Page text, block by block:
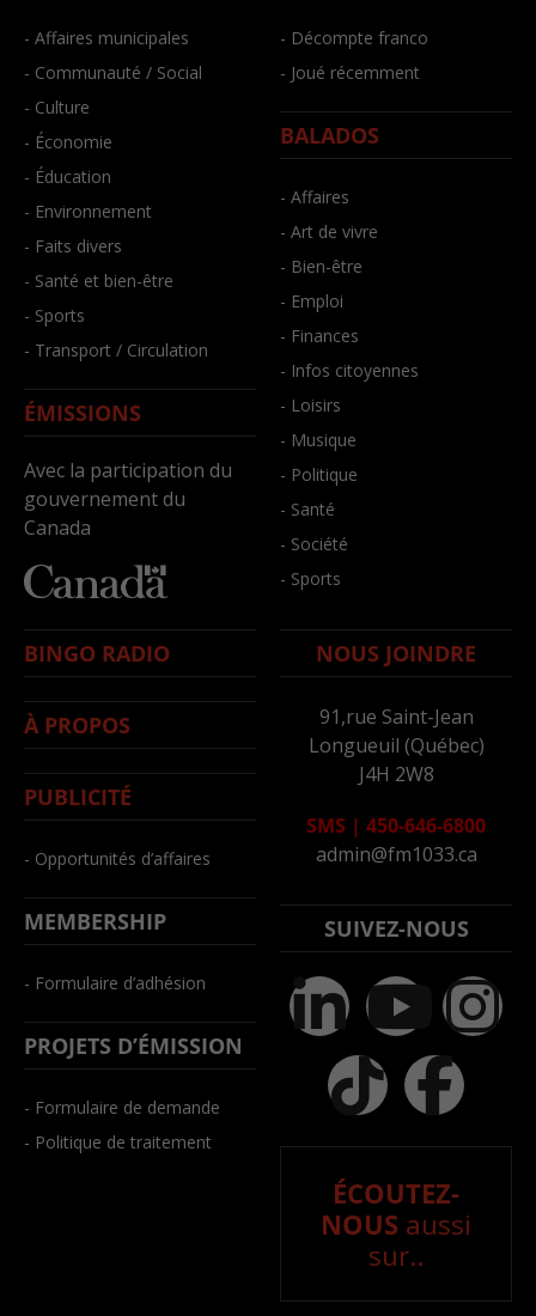
- Affaires municipales
- Communauté / Social
- Culture
- Économie
- Éducation
- Environnement
- Faits divers
- Santé et bien-être
- Sports
- Transport / Circulation
ÉMISSIONS
Avec la participation du
gouvernement du
Canada
- Décompte franco
- Joué récemment
BALADOS
- Affaires
- Art de vivre
- Bien-être
- Emploi
- Finances
- Infos citoyennes
- Loisirs
- Musique
- Politique
- Santé
- Société
- Sports
BINGO RADIO
À PROPOS
PUBLICITÉ
- Opportunités d’affaires
MEMBERSHIP
- Formulaire d’adhésion
PROJETS D’ÉMISSION
- Formulaire de demande
- Politique de traitement
NOUS JOINDRE
91,rue Saint-Jean
Longueuil (Québec)
J4H 2W8
SMS | 450-646-6800
admin@fm1033.ca
SUIVEZ-NOUS
ÉCOUTEZ-
NOUS aussi
sur..